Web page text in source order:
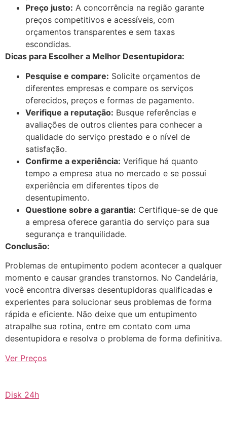
Preço justo: A concorrência na região garante
preços competitivos e acessíveis, com
orçamentos transparentes e sem taxas
escondidas.
Dicas para Escolher a Melhor Desentupidora:
Pesquise e compare: Solicite orçamentos de
diferentes empresas e compare os serviços
oferecidos, preços e formas de pagamento.
Verifique a reputação: Busque referências e
avaliações de outros clientes para conhecer a
qualidade do serviço prestado e o nível de
satisfação.
Confirme a experiência: Verifique há quanto
tempo a empresa atua no mercado e se possui
experiência em diferentes tipos de
desentupimento.
Questione sobre a garantia: Certifique-se de que
a empresa oferece garantia do serviço para sua
segurança e tranquilidade.
Conclusão:
Problemas de entupimento podem acontecer a qualquer
momento e causar grandes transtornos. No Candelária,
você encontra diversas desentupidoras qualificadas e
experientes para solucionar seus problemas de forma
rápida e eficiente. Não deixe que um entupimento
atrapalhe sua rotina, entre em contato com uma
desentupidora e resolva o problema de forma definitiva.
Ver Preços
Disk 24h